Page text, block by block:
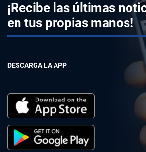
¡Recibe las últimas
en tus propias manos!
DESCARGA LA APP